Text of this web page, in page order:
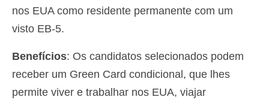
nos EUA como residente permanente com um
visto EB-5.
Benefícios: Os candidatos selecionados podem
receber um Green Card condicional, que lhes
permite viver e trabalhar nos EUA, viajar